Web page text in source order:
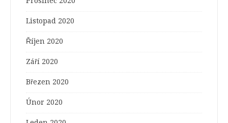
Listopad 2020
Říjen 2020
Září 2020
Březen 2020
Únor 2020